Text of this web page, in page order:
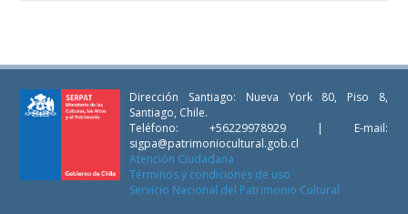
Dirección Santiago: Nueva York 80, Piso 8,
Santiago, Chile.
Teléfono: +56229978929 | E-mail:
sigpa@patrimoniocultural.gob.cl
Atención Ciudadana
Términos y condiciones de uso
Servicio Nacional del Patrimonio Cultural